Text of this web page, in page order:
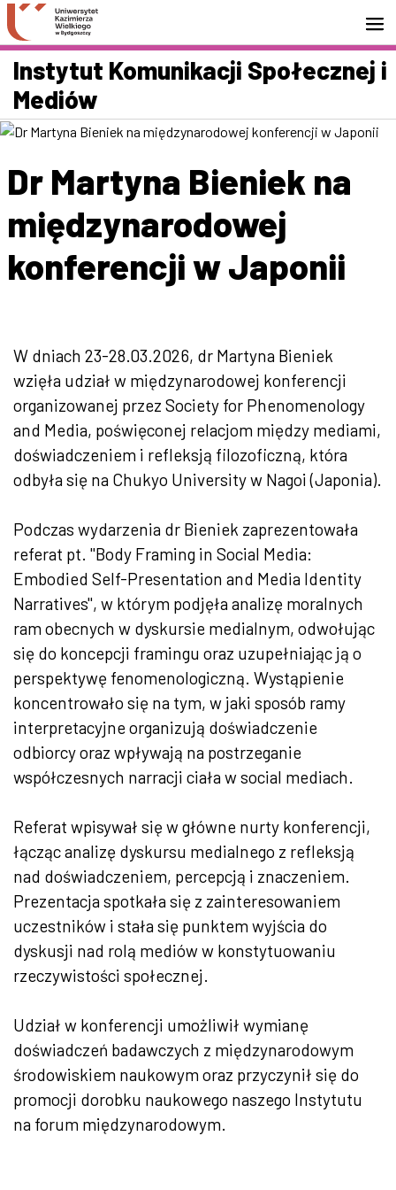
Przejdź do wyszukiwarki
Przejdź do treści
Przejdź do stopki - Kontakt
Instytut Komunikacji Społecznej i
Mediów
Dr Martyna Bieniek na
międzynarodowej
konferencji w Japonii
W dniach 23-28.03.2026, dr Martyna Bieniek
wzięła udział w międzynarodowej konferencji
organizowanej przez Society for Phenomenology
and Media, poświęconej relacjom między mediami,
doświadczeniem i refleksją filozoficzną, która
odbyła się na Chukyo University w Nagoi (Japonia).
Podczas wydarzenia dr Bieniek zaprezentowała
referat pt. "Body Framing in Social Media:
Embodied Self-Presentation and Media Identity
Narratives", w którym podjęła analizę moralnych
ram obecnych w dyskursie medialnym, odwołując
się do koncepcji framingu oraz uzupełniając ją o
perspektywę fenomenologiczną. Wystąpienie
koncentrowało się na tym, w jaki sposób ramy
interpretacyjne organizują doświadczenie
odbiorcy oraz wpływają na postrzeganie
współczesnych narracji ciała w social mediach.
Referat wpisywał się w główne nurty konferencji,
łącząc analizę dyskursu medialnego z refleksją
nad doświadczeniem, percepcją i znaczeniem.
Prezentacja spotkała się z zainteresowaniem
uczestników i stała się punktem wyjścia do
dyskusji nad rolą mediów w konstytuowaniu
rzeczywistości społecznej.
Udział w konferencji umożliwił wymianę
doświadczeń badawczych z międzynarodowym
środowiskiem naukowym oraz przyczynił się do
promocji dorobku naukowego naszego Instytutu
na forum międzynarodowym.